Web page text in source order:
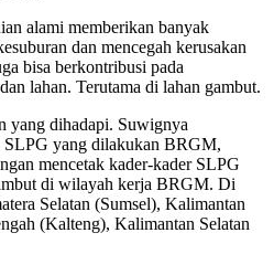
alami memberikan banyak
dan mencegah kerusakan
bisa berkontribusi pada
lahan. Terutama di lahan gambut.
yang dihadapi. Suwignya
SLPG yang dilakukan BRGM,
mencetak kader-kader SLPG
di wilayah kerja BRGM. Di
Selatan (Sumsel), Kalimantan
(Kalteng), Kalimantan Selatan